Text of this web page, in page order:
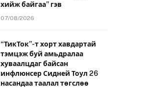
хийж байгаа” гэв
07/08/2026
“ТикТок”-т хорт хавдартай
тэмцэж буй амьдралаа
хуваалцдаг байсан
инфлюнсер Сидней Тоул 26
насандаа таалал төгслөө